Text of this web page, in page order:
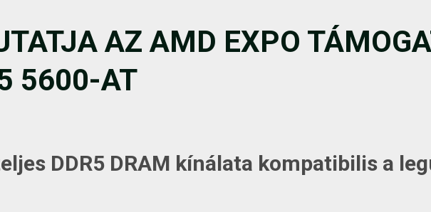
AZ AMD EXPO
5600-AT
DDR5 DRAM kínálata kompatibilis a